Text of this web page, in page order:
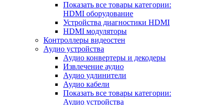
Показать все товары категории:
HDMI оборудование
Устройства диагностики HDMI
HDMI модуляторы
Контроллеры видеостен
Аудио устройства
Аудио конвертеры и декодеры
Извлечение аудио
Аудио удлинители
Аудио кабели
Показать все товары категории:
Аудио устройства